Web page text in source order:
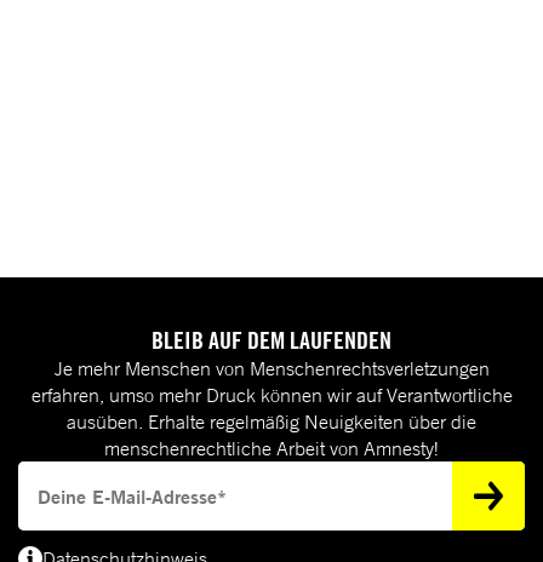
BLEIB AUF DEM LAUFENDEN
Je mehr Menschen von Menschenrechtsverletzungen
erfahren, umso mehr Druck können wir auf Verantwortliche
ausüben. Erhalte regelmäßig Neuigkeiten über die
menschenrechtliche Arbeit von Amnesty!